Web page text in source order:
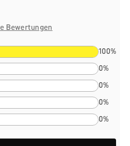
von 5 von 5 Sternen
Bewertungen
100%
0%
0%
0%
0%